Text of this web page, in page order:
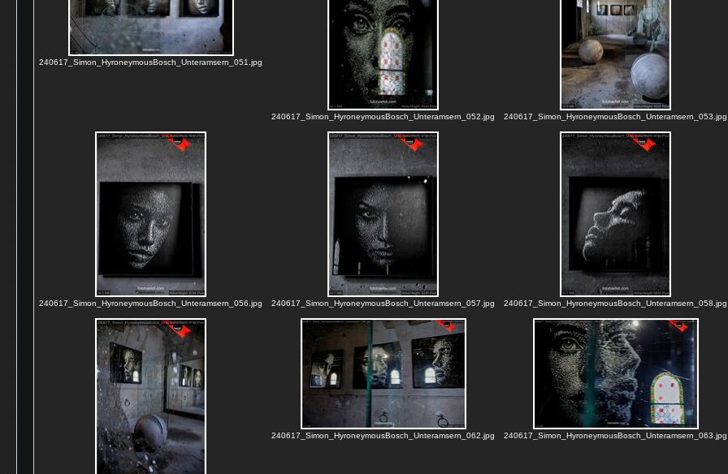
240617_Simon_HyroneymousBosch_Unteramsern_051.jpg
240617_Simon_HyroneymousBosch_Unteramsern_052.jpg 240617_Simon_HyroneymousBosch_Unteramsern_053.jpg
240617_Simon_HyroneymousBosch_Unteramsern_056.jpg 240617_Simon_HyroneymousBosch_Unteramsern_057.jpg 240617_Simon_HyroneymousBosch_Unteramsern_058.jpg
240617_Simon_HyroneymousBosch_Unteramsern_062.jpg 240617_Simon_HyroneymousBosch_Unteramsern_063.jpg